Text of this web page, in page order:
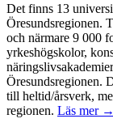
Det finns 13
Öresundsregionen.
och närmare 9 000
yrkeshögskolor,
Öresundsregionen.
till heltid/årsverk,
regionen. Läs mer →